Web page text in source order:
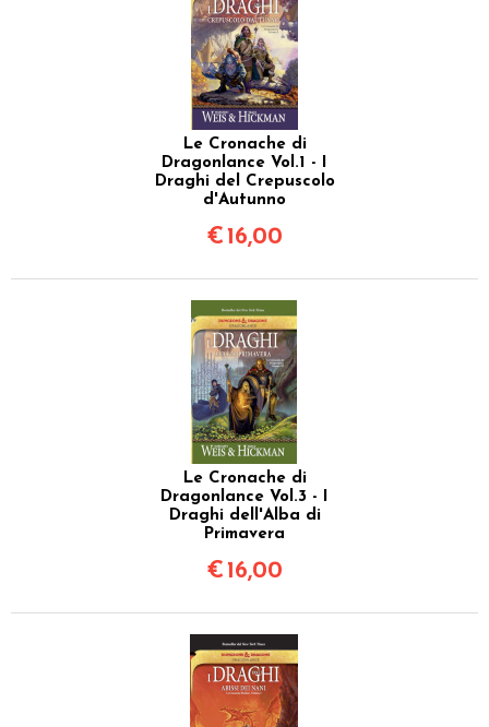
Le Cronache di
Dragonlance Vol.1 - I
Draghi del Crepuscolo
d'Autunno
€ 16,00
Le Cronache di
Dragonlance Vol.3 - I
Draghi dell'Alba di
Primavera
€ 16,00